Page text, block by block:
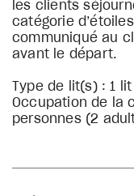
les clients
catégorie
communiqué au
avant le départ.
Type de lit(s) : 1
Occupation de la
personnes (2